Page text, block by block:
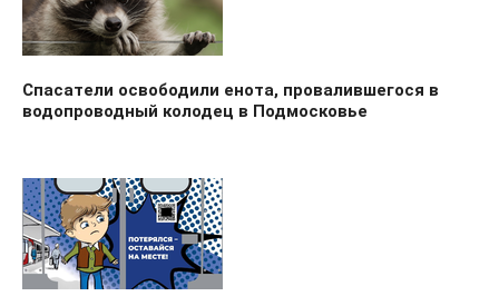
Спасатели освободили енота, провалившегося в
водопроводный колодец в Подмосковье